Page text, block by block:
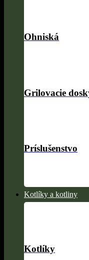
Ohniská
Grilovacie
Príslušenstvo
Kotlíky a kotliny
Kotlíky